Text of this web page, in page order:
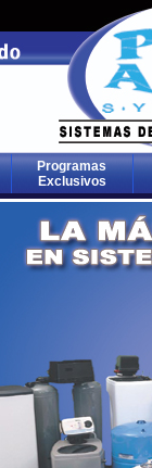
Programas
Exclusivos